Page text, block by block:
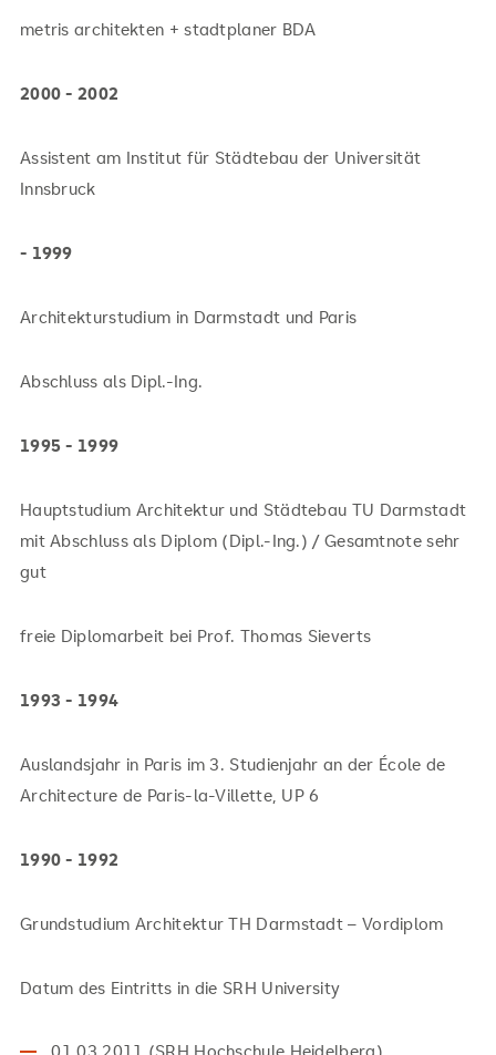
metris architekten + stadtplaner BDA
2000 - 2002
Assistent am Institut für Städtebau der Universität
Innsbruck
- 1999
Architekturstudium in Darmstadt und Paris
Abschluss als Dipl.-Ing.
1995 - 1999
Hauptstudium Architektur und Städtebau TU Darmstadt
mit Abschluss als Diplom (Dipl.-Ing.) / Gesamtnote sehr
gut
freie Diplomarbeit bei Prof. Thomas Sieverts
1993 - 1994
Auslandsjahr in Paris im 3. Studienjahr an der École de
Architecture de Paris-la-Villette, UP 6
1990 - 1992
Grundstudium Architektur TH Darmstadt – Vordiplom
Datum des Eintritts in die SRH University
01.03.2011 (SRH Hochschule Heidelberg)